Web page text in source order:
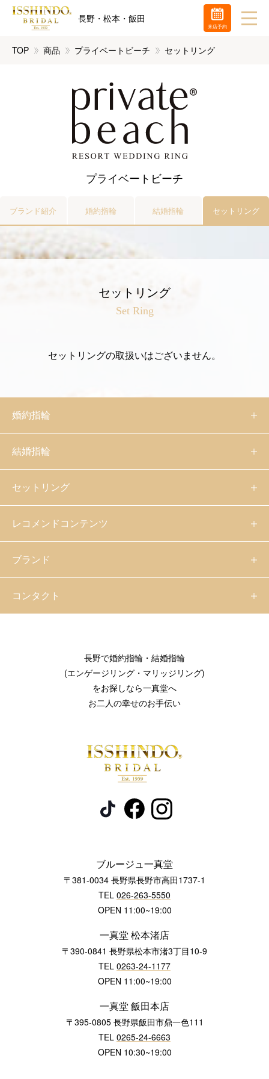
長野・松本・飯田
TOP 商品 プライベートビーチ セットリング
プライベートビーチ
ブランド紹介 婚約指輪 結婚指輪 セットリング
セットリング
Set Ring
セットリングの取扱いはございません。
婚約指輪
結婚指輪
セットリング
レコメンドコンテンツ
ブランド
コンタクト
長野で婚約指輪・結婚指輪
(エンゲージリング・マリッジリング)
をお探しなら一真堂へ
お二人の幸せのお手伝い
ブルージュ一真堂
〒381-0034 長野県長野市高田1737-1
TEL 026-263-5550
OPEN 11:00~19:00
一真堂 松本渚店
〒390-0841 長野県松本市渚3丁目10-9
TEL 0263-24-1177
OPEN 11:00~19:00
一真堂 飯田本店
〒395-0805 長野県飯田市鼎一色111
TEL 0265-24-6663
OPEN 10:30~19:00
来店予約